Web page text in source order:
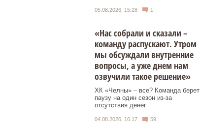
05.08.2026, 15:28 1
«Нас собрали и сказали –
команду распускают. Утром
мы обсуждали внутренние
вопросы, а уже днем нам
озвучили такое решение»
ХК «Челны» – все? Команда берет
паузу на один сезон из-за
отсутствия денег.
04.08.2026, 16:17 59